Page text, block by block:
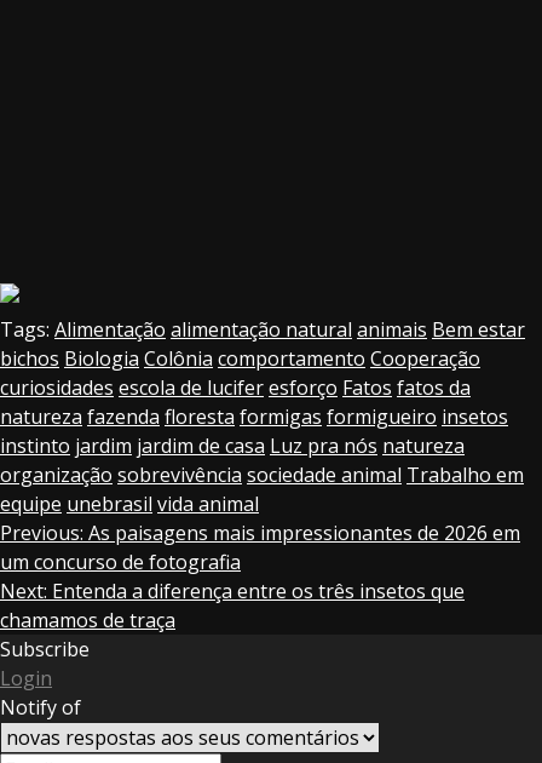
Tags: Alimentação alimentação natural animais Bem estar
bichos Biologia Colônia comportamento Cooperação
curiosidades escola de luciferesforço Fatos fatos da
natureza fazenda floresta formigas formigueiro insetos
instinto jardim jardim de casa Luz pra nós natureza
organização sobrevivência sociedade animal Trabalho em
equipe unebrasil vida animal
Continue
Reading
Previous: As paisagens mais impressionantes de 2026 em
um concurso de fotografia
Next: Entenda a diferença entre os três insetos que
chamamos de traça
Subscribe
Login
Notify of